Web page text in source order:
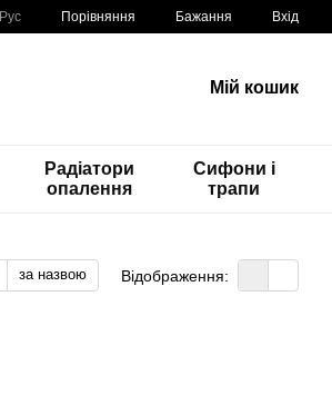
Рус Порівняння Бажання Вхід
Мій кошик
Радіатори
опалення
Сифони і
трапи
за назвою Відображення: